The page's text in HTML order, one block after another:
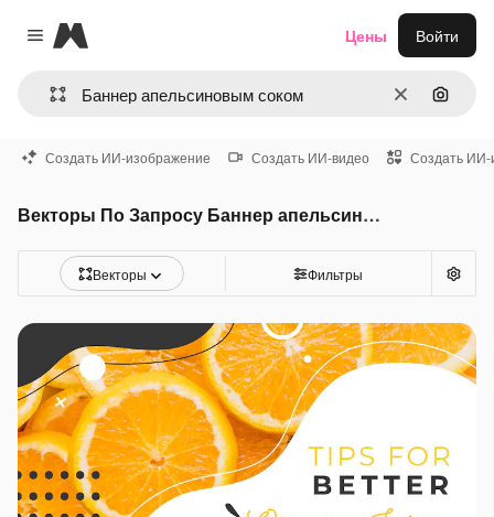
Close menu
Magnific
ОчиститьПоиск
Цены Войти
Создать ИИ-изображение Создать ИИ-видео Создать ИИ-
Векторы По Запросу Баннер апельсиновым соком
Векторы Фильтры